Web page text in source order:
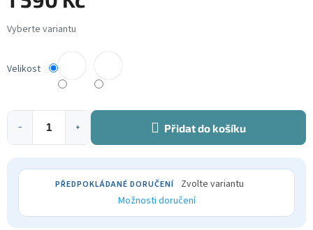
Měrná
cena:
Velikost
+
− Přidat do košíku
Zvolte variantu
Možnosti doručení